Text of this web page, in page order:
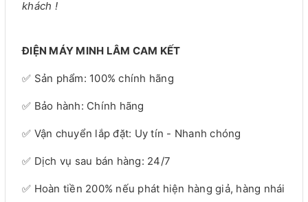
khách !
ĐIỆN MÁY MINH LÂM CAM KẾT
✅ Sản phẩm: 100% chính hãng
✅ Bảo hành: Chính hãng
✅ Vận chuyển lắp đặt: Uy tín - Nhanh chóng
✅ Dịch vụ sau bán hàng: 24/7
✅ Hoàn tiền 200% nếu phát hiện hàng giả, hàng nhái